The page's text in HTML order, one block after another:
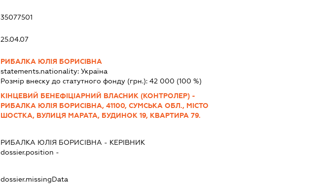
35077501
25.04.07
РИБАЛКА ЮЛІЯ БОРИСІВНА
statements.nationality: Україна
Розмір внеску до статутного фонду (грн.): 42 000 (100 %)
КІНЦЕВИЙ БЕНЕФІЦІАРНИЙ ВЛАСНИК (КОНТРОЛЕР) -
РИБАЛКА ЮЛІЯ БОРИСІВНА, 41100, СУМСЬКА ОБЛ., МІСТО
ШОСТКА, ВУЛИЦЯ МАРАТА, БУДИНОК 19, КВАРТИРА 79.
РИБАЛКА ЮЛІЯ БОРИСІВНА - КЕРІВНИК
dossier.position -
dossier.missingData